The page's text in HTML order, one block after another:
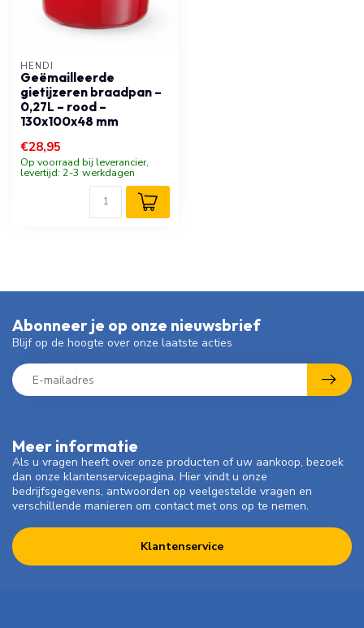
HENDI
Geëmailleerde
gietijzeren braadpan –
0,27L – rood –
130x100x48 mm
€28,95
Op voorraad bij leverancier,
levertijd: 2-3 werkdagen
Meer informatie
Als u vragen heeft over onze producten of uw aankoop, bezoek
dan onze klantenservicepagina. Hier vindt u onze
bedrijfsgegevens, antwoorden op veelgestelde vragen en
verschillende manieren om contact met ons op te nemen.
Klantenservice
Abonneer je op onze nieuwsbrief
Blijf op de hoogte over onze laatste acties